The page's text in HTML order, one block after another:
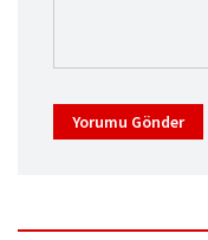
Yorumu Gönder